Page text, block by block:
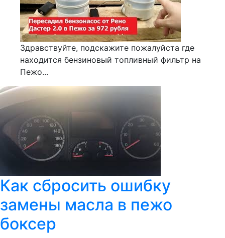
Здравствуйте, подскажите пожалуйста где
находится бензиновый топливный фильтр на
Пежо...
Как сбросить ошибку
замены масла в пежо
боксер